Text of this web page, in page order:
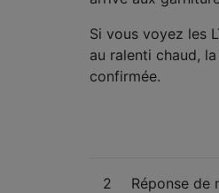
Si vous voyez les
au ralenti chaud,
confirmée.
2
Réponse de